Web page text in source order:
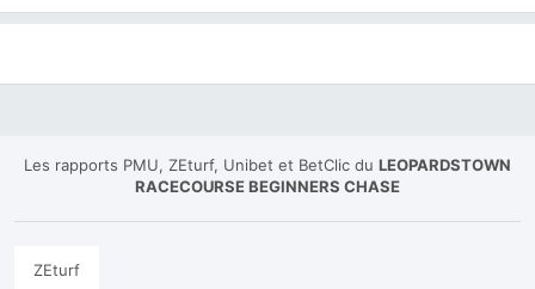
Les rapports PMU, ZEturf, Unibet et BetClic du LEOPARDSTOWN
RACECOURSE BEGINNERS CHASE
ZEturf